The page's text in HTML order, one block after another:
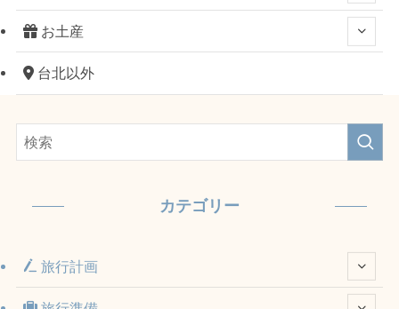
お土産
台北以外
カテゴリー
旅行計画